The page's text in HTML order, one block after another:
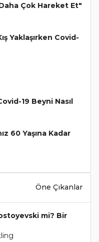
Çok Hareket Et"
Yaklaşırken Covid-
19 Beyni Nasıl
60 Yaşına Kadar
Öne Çıkanlar
mi? Bir